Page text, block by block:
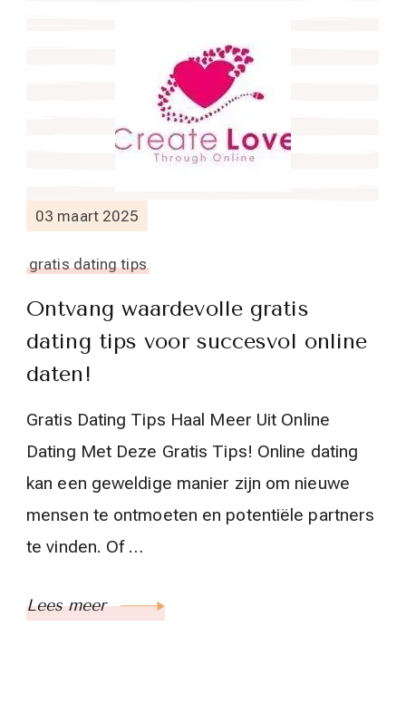
03 maart 2025
gratis dating tips
Ontvang waardevolle gratis
dating tips voor succesvol online
daten!
Gratis Dating Tips Haal Meer Uit Online
Dating Met Deze Gratis Tips! Online dating
kan een geweldige manier zijn om nieuwe
mensen te ontmoeten en potentiële partners
te vinden. Of …
Lees meer